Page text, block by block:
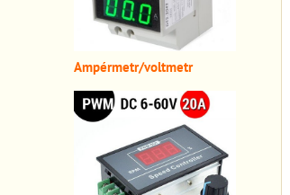
Ampérmetr/voltmetr